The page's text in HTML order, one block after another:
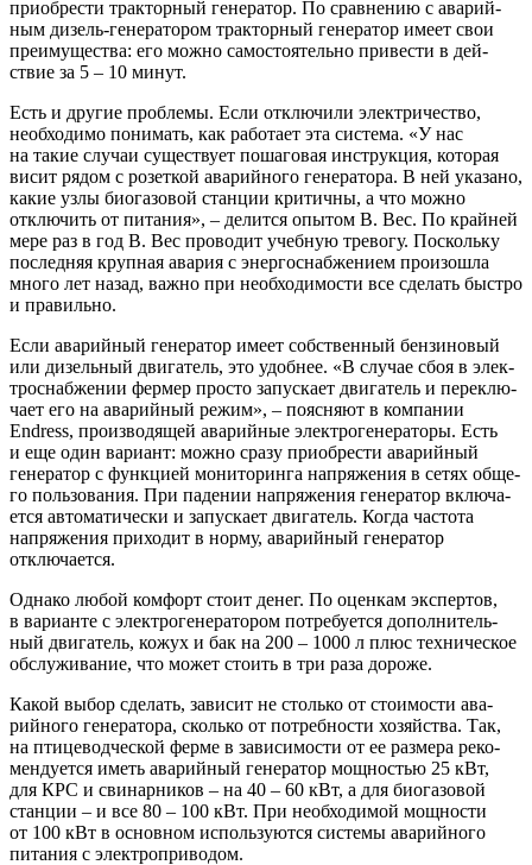
при­об­ре­сти трак­тор­ный гене­ра­тор. По срав­не­нию с ава­рий­
ным дизель-гене­ра­то­ром трак­тор­ный гене­ра­тор име­ет свои
пре­иму­ще­ства: его мож­но само­сто­я­тель­но при­ве­сти в дей­
ствие за 5 – 10 минут.
Есть и дру­гие про­бле­мы. Если отклю­чи­ли элек­три­че­ство,
необ­хо­ди­мо пони­мать, как рабо­та­ет эта систе­ма. «У нас
на такие слу­чаи суще­ству­ет поша­го­вая инструк­ция, кото­рая
висит рядом с розет­кой ава­рий­но­го гене­ра­то­ра. В ней ука­за­но,
какие узлы био­га­зо­вой стан­ции кри­тич­ны, а что мож­но
отклю­чить от пита­ния», – делит­ся опы­том В. Вес. По край­ней
мере раз в год В. Вес про­во­дит учеб­ную тре­во­гу. Посколь­ку
послед­няя круп­ная ава­рия с энер­го­снаб­же­ни­ем про­изо­шла
мно­го лет назад, важ­но при необ­хо­ди­мо­сти все сде­лать быст­ро
и правильно.
Если ава­рий­ный гене­ра­тор име­ет соб­ствен­ный бен­зи­но­вый
или дизель­ный дви­га­тель, это удоб­нее. «В слу­чае сбоя в элек­
тро­снаб­же­нии фер­мер про­сто запус­ка­ет дви­га­тель и пере­клю­
ча­ет его на ава­рий­ный режим», – пояс­ня­ют в ком­па­нии
Endress, про­из­во­дя­щей ава­рий­ные элек­тро­ге­не­ра­то­ры. Есть
и еще один вари­ант: мож­но сра­зу при­об­ре­сти ава­рий­ный
гене­ра­тор с функ­ци­ей мони­то­рин­га напря­же­ния в сетях обще­
го поль­зо­ва­ния. При паде­нии напря­же­ния гене­ра­тор вклю­ча­
ет­ся авто­ма­ти­че­ски и запус­ка­ет дви­га­тель. Когда часто­та
напря­же­ния при­хо­дит в нор­му, ава­рий­ный гене­ра­тор
отключается.
Одна­ко любой ком­форт сто­ит денег. По оцен­кам экс­пер­тов,
в вари­ан­те с элек­тро­ге­не­ра­то­ром потре­бу­ет­ся допол­ни­тель­
ный дви­га­тель, кожух и бак на 200 – 1000 л плюс тех­ни­че­ское
обслу­жи­ва­ние, что может сто­ить в три раза дороже.
Какой выбор сде­лать, зави­сит не столь­ко от сто­и­мо­сти ава­
рий­но­го гене­ра­то­ра, сколь­ко от потреб­но­сти хозяй­ства. Так,
на пти­це­вод­че­ской фер­ме в зави­си­мо­сти от ее раз­ме­ра реко­
мен­ду­ет­ся иметь ава­рий­ный гене­ра­тор мощ­но­стью 25 кВт,
для КРС и сви­нар­ни­ков – на 40 – 60 кВт, а для био­га­зо­вой
стан­ции – и все 80 – 100 кВт. При необ­хо­ди­мой мощ­но­сти
от 100 кВт в основ­ном исполь­зу­ют­ся систе­мы ава­рий­но­го
пита­ния с электроприводом.